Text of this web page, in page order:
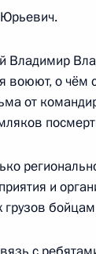
и
воюют, о чём
от
и
грузов